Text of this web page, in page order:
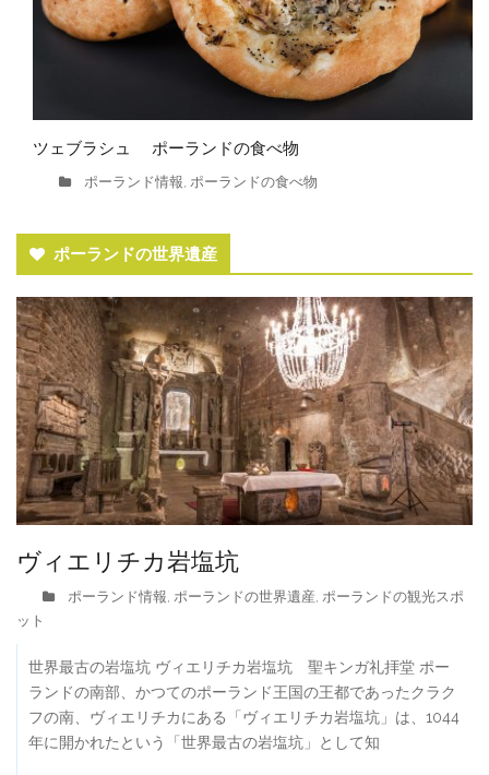
ツェブラシュ ポーランドの食べ物
ポーランド情報, ポーランドの食べ物
ポーランドの世界遺産
ヴィエリチカ岩塩坑
ポーランド情報, ポーランドの世界遺産, ポーランドの観光スポ
ット
世界最古の岩塩坑 ヴィエリチカ岩塩坑 聖キンガ礼拝堂 ポー
ランドの南部、かつてのポーランド王国の王都であったクラク
フの南、ヴィエリチカにある「ヴィエリチカ岩塩坑」は、1044
年に開かれたという「世界最古の岩塩坑」として知